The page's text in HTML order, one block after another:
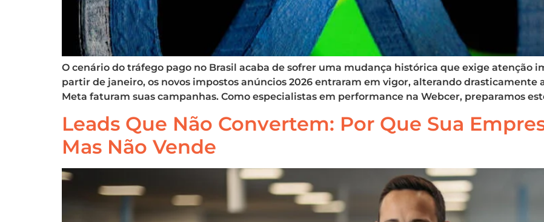
O cenário do tráfego pago no Brasil acaba de sofrer uma mudança histórica que exige atenção
partir de janeiro, os novos impostos anúncios 2026 entraram em vigor, alterando drasticamente
Meta faturam suas campanhas. Como especialistas em performance na Webcer, preparamos
Leads Que Não Convertem: Por Que Sua
Mas Não Vende